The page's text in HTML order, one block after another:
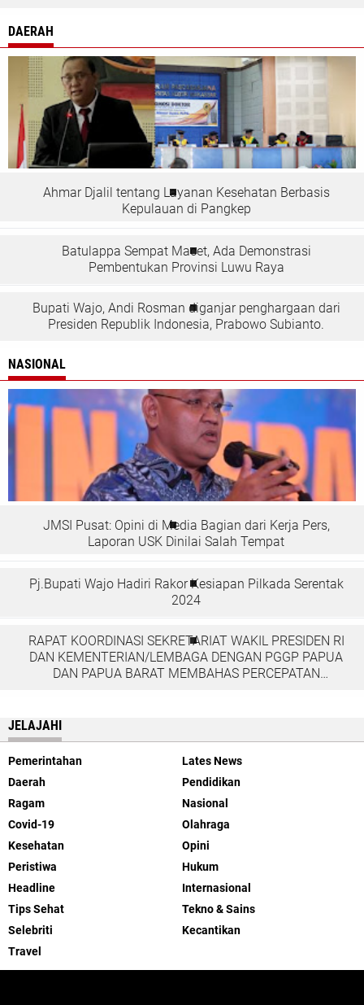
DAERAH
Ahmar Djalil tentang Layanan Kesehatan Berbasis
Kepulauan di Pangkep
Batulappa Sempat Macet, Ada Demonstrasi
Pembentukan Provinsi Luwu Raya
Bupati Wajo, Andi Rosman diganjar penghargaan dari
Presiden Republik Indonesia, Prabowo Subianto.
NASIONAL
JMSI Pusat: Opini di Media Bagian dari Kerja Pers,
Laporan USK Dinilai Salah Tempat
Pj.Bupati Wajo Hadiri Rakor Kesiapan Pilkada Serentak
2024
RAPAT KOORDINASI SEKRETARIAT WAKIL PRESIDEN RI
DAN KEMENTERIAN/LEMBAGA DENGAN PGGP PAPUA
DAN PAPUA BARAT MEMBAHAS PERCEPATAN
JELAJAHI
Pemerintahan
Lates News
Daerah
Pendidikan
Ragam
Nasional
Covid-19
Olahraga
Kesehatan
Opini
Peristiwa
Hukum
Headline
Internasional
Tips Sehat
Tekno & Sains
Selebriti
Kecantikan
Travel